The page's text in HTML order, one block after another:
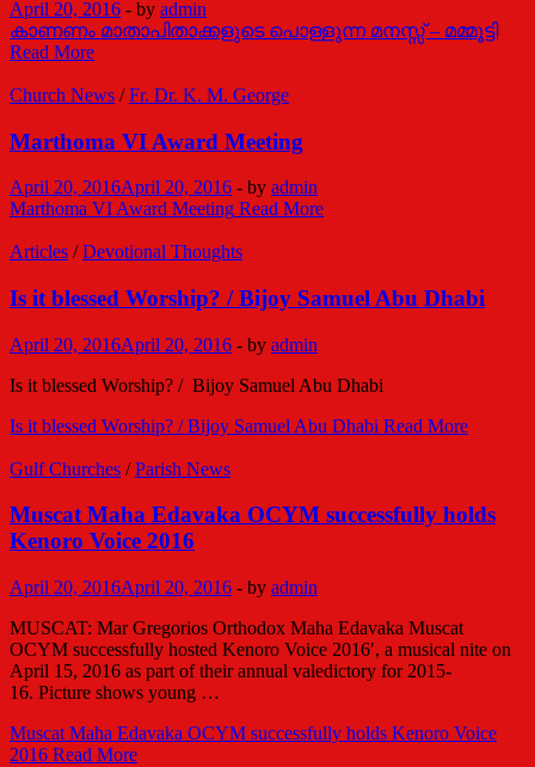
April 20, 2016 - by admin
കാണണം മാതാപിതാക്കളുടെ പൊള്ളുന്ന മനസ്സ് – മമ്മൂട്ടി
Read More
Church News /Fr. Dr. K. M. George
Marthoma VI Award Meeting
April 20, 2016April 20, 2016 - by admin
Marthoma VI Award Meeting Read More
Articles /Devotional Thoughts
Is it blessed Worship? / Bijoy Samuel Abu Dhabi
April 20, 2016April 20, 2016 - by admin
Is it blessed Worship? / Bijoy Samuel Abu Dhabi
Is it blessed Worship? / Bijoy Samuel Abu Dhabi Read More
Gulf Churches /Parish News
Muscat Maha Edavaka OCYM successfully holds
Kenoro Voice 2016
April 20, 2016April 20, 2016 - by admin
MUSCAT: Mar Gregorios Orthodox Maha Edavaka Muscat
OCYM successfully hosted Kenoro Voice 2016′, a musical nite on
April 15, 2016 as part of their annual valedictory for 2015-
16. Picture shows young …
Muscat Maha Edavaka OCYM successfully holds Kenoro Voice
2016 Read More